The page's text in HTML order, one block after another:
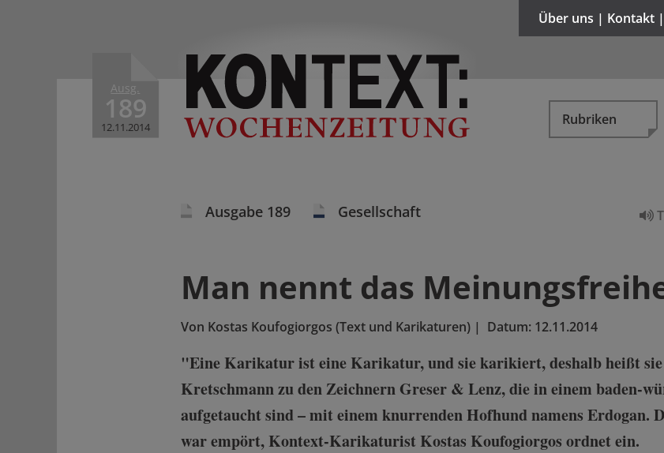
Ausg.
189
12.11.2014
Über uns | Kontakt
Rubriken
Ausgabe 189 Gesellschaft
Man nennt das
Von Kostas Koufogiorgos (Text und Karikaturen) | Datum: 12.11.2014
"Eine Karikatur ist eine Karikatur, und sie karikiert, deshalb heißt
Kretschmann zu den Zeichnern Greser & Lenz, die in einem baden-
aufgetaucht sind – mit einem knurrenden Hofhund namens Erdogan.
war empört, Kontext-Karikaturist Kostas Koufogiorgos ordnet ein.